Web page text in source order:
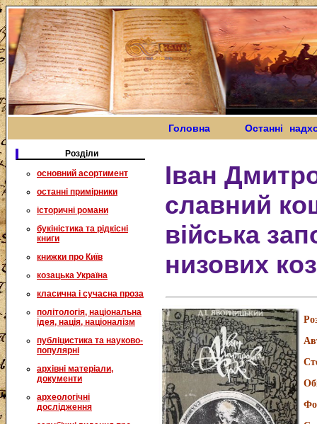
Головна Останні
Розділи
основний асортимент
останні примірники
історичні романи
букіністика та рідкісні
книги
книжки про Київ
козацька Україна
класична і сучасна проза
політологія, національна
ідея, нація, націоналізм
публіцистика та науково-
популярні
архівні матеріали,
документи
археологічні
дослідження
Іван
славний
війська
низових